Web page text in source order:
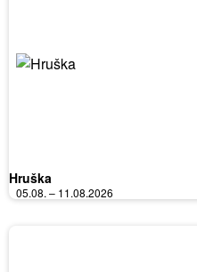
Hruška
05.08. – 11.08.2026